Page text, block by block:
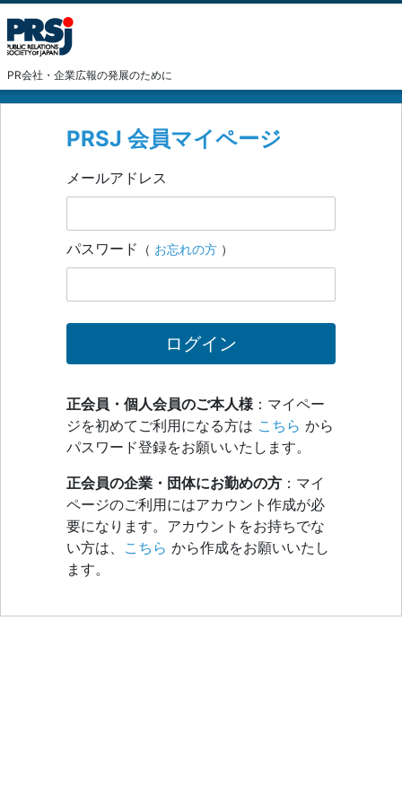
PR会社・企業広報の発展のために
PRSJ 会員マイページ
メールアドレス
パスワード （ お忘れの方 ）
正会員・個人会員のご本人様：マイペー
ジを初めてご利用になる方は こちら から
パスワード登録をお願いいたします。
正会員の企業・団体にお勤めの方 ：マイ
ページのご利用にはアカウント作成が必
要になります。アカウントをお持ちでな
い方は、 こちら から作成をお願いいたし
ます。